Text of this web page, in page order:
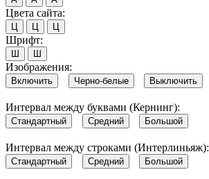
Цвета сайта:
Ц Ц Ц
Шрифт:
Ш Ш
Изображения:
Включить Черно-белые Выключить
Интервал между буквами (Кернинг):
Стандартный Средний Большой
Интервал между строками (Интерлиньяж):
Стандартный Средний Большой